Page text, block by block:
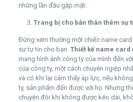
những lần đầu gặp mặt.
Trang bị cho bản thân thêm sự
Đừng xem thường một chiếc name
sự tự tin cho bạn. Thiết kế name card
mang hình ảnh công ty của mình đến
của công ty, một cách chuyên ngiệp
và có khi lại cảm thấy áp lực, nếu
ty, sản phẩm đến được với họ. Nhưng
chuyện đôi khi không được kéo dài,